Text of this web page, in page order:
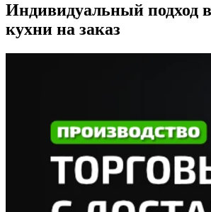
Индивидуальный подход
кухни на заказ